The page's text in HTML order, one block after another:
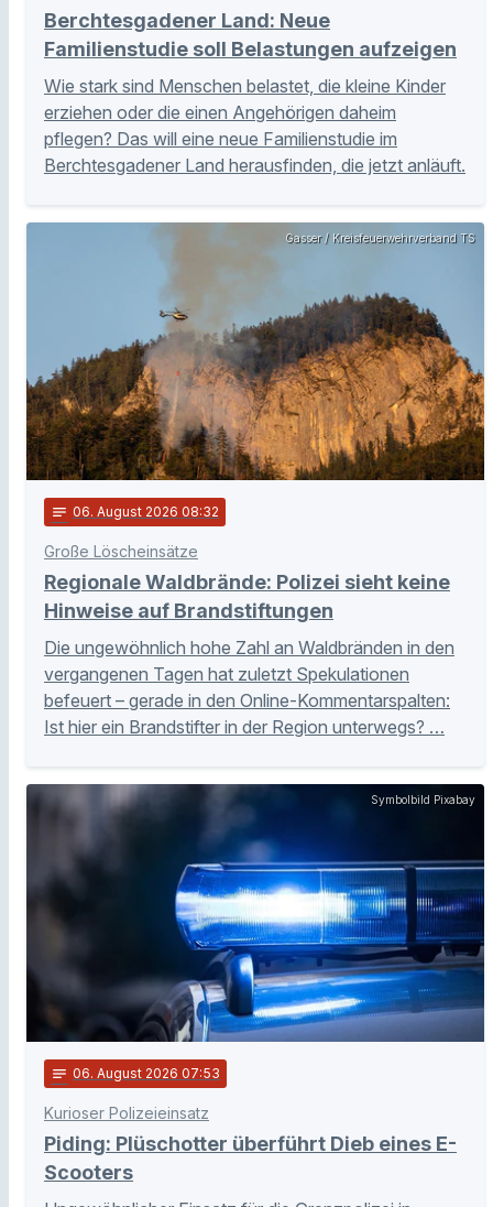
Berchtesgadener Land: Neue
Familienstudie soll Belastungen aufzeigen
Wie stark sind Menschen belastet, die kleine Kinder
erziehen oder die einen Angehörigen daheim
pflegen? Das will eine neue Familienstudie im
Berchtesgadener Land herausfinden, die jetzt anläuft.
Gasser / Kreisfeuerwehrverband TS
notes 06. August 2026 08:32
Große Löscheinsätze
Regionale Waldbrände: Polizei sieht keine
Hinweise auf Brandstiftungen
Die ungewöhnlich hohe Zahl an Waldbränden in den
vergangenen Tagen hat zuletzt Spekulationen
befeuert – gerade in den Online-Kommentarspalten:
Ist hier ein Brandstifter in der Region unterwegs? …
Symbolbild Pixabay
notes 06. August 2026 07:53
Kurioser Polizeieinsatz
Piding: Plüschotter überführt Dieb eines E-
Scooters